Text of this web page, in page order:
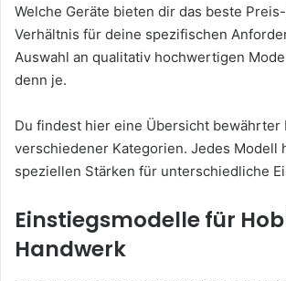
Welche Geräte bieten dir das beste
Verhältnis für deine spezifischen
Auswahl an qualitativ hochwertigen
denn je.
Du findest hier eine Übersicht bewährter
verschiedener Kategorien. Jedes Modell
speziellen Stärken für unterschiedliche
Einstiegsmodelle für
Handwerk